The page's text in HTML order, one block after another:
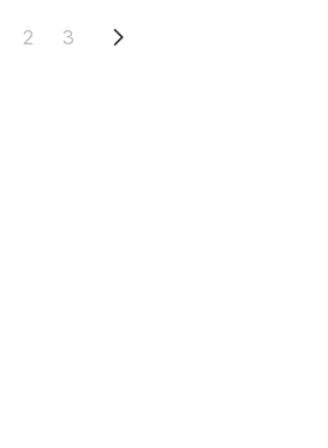
2 3